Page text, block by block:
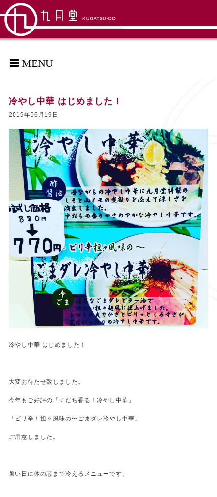
MENU
冷やし中華 はじめました！
2019年06月19日
冷やし中華 はじめました！
大変お待たせ致しました。
今年もご好評の「すだち香る！冷やし中華」
「ピリ辛！担々風味の〜ごまダレ冷やし中華」
ご用意しました。
暑い日に体の芯まで冷えるメニューです。